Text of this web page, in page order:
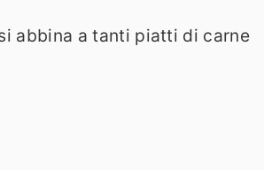
abbina a tanti piatti di carne